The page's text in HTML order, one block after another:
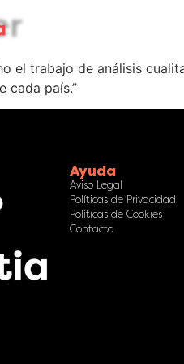
el trabajo de análisis
cada país.”
Ayuda
Aviso Legal
Políticas de Privacidad
Políticas de Cookies
Contacto